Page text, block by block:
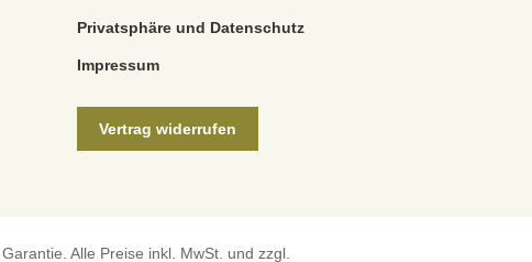
Privatsphäre und Datenschutz
Impressum
Vertrag widerrufen
Alle Preise inkl. MwSt. und zzgl.